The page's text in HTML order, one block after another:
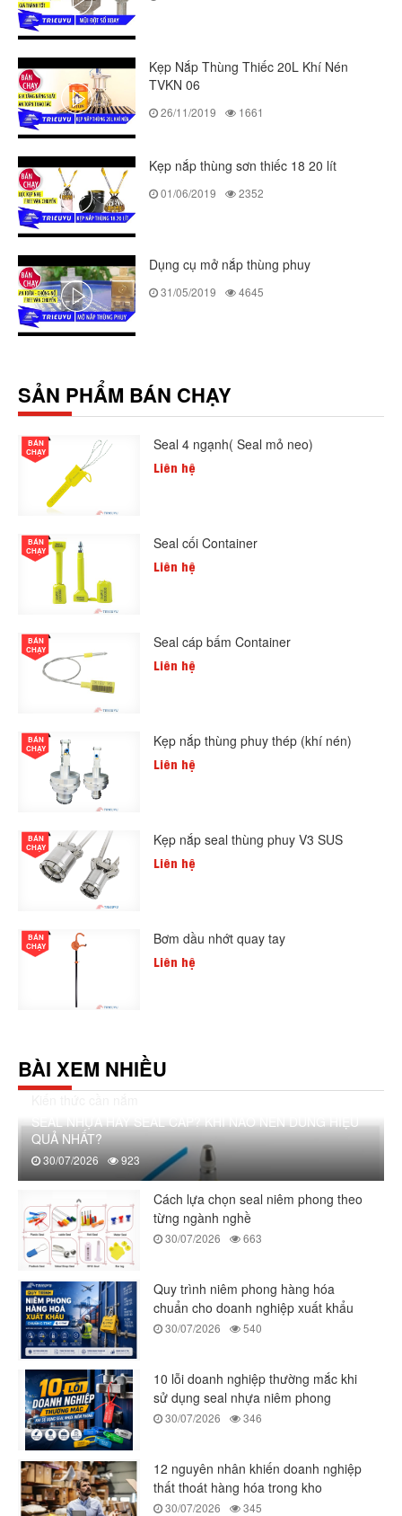
Kẹp Nắp Thùng Thiếc 20L Khí Nén
TVKN 06
26/11/2019 1661
Kẹp nắp thùng sơn thiếc 18 20 lít
01/06/2019 2352
Dụng cụ mở nắp thùng phuy
31/05/2019 4645
SẢN PHẨM BÁN CHẠY
BÁN
CHẠY
Seal 4 ngạnh( Seal mỏ neo)
Liên hệ
BÁN
CHẠY
Seal cối Container
Liên hệ
BÁN
CHẠY
Seal cáp bấm Container
Liên hệ
BÁN
CHẠY
Kẹp nắp thùng phuy thép (khí nén)
Liên hệ
BÁN
CHẠY
Kẹp nắp seal thùng phuy V3 SUS
Liên hệ
BÁN
CHẠY
Bơm dầu nhớt quay tay
Liên hệ
BÀI XEM NHIỀU
SEAL NHỰA HAY SEAL CÁP? KHI NÀO NÊN DÙNG HIỆU
QUẢ NHẤT?
30/07/2026 923
Cách lựa chọn seal niêm phong theo
từng ngành nghề
30/07/2026 663
Quy trình niêm phong hàng hóa
chuẩn cho doanh nghiệp xuất khẩu
30/07/2026 540
10 lỗi doanh nghiệp thường mắc khi
sử dụng seal nhựa niêm phong
30/07/2026 346
12 nguyên nhân khiến doanh nghiệp
thất thoát hàng hóa trong kho
30/07/2026 345